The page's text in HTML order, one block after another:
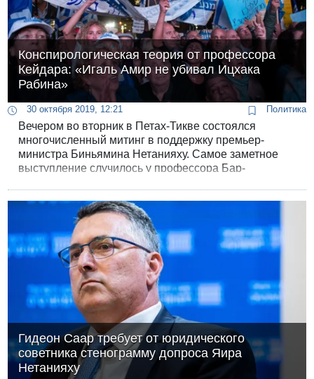
Конспирологическая теория от профессора
Кейдара: «Игаль Амир не убивал Ицхака
Рабина»
30 октября 2019, 12:21 Политика
Вечером во вторник в Петах-Тикве состоялся
многочисленный митинг в поддержку премьер-
министра Биньямина Нетанияху. Самое заметное
выступление случилось у профессора Бар-
Гидеон Саар требует от юридического
советника стенограмму допроса Яира
Нетанияху